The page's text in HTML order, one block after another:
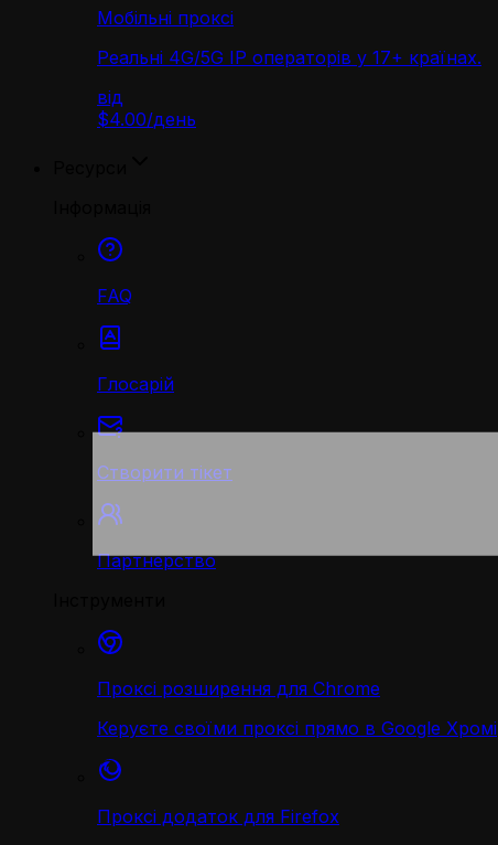
Мобільні проксі
Реальні 4G/5G IP операторів у 17+ країнах.
від
$4.00/день
FAQ
Глосарій
Створити тікет
Партнерство
Проксі розширення для Chrome
Керуєте своїми проксі прямо в Google Хромі
Проксі додаток для Firefox